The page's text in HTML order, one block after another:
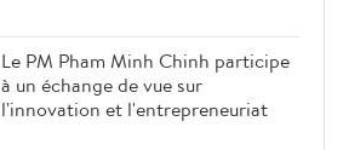
Le PM Pham Minh Chinh participe
à un échange de vue sur
l'innovation et l'entrepreneuriat